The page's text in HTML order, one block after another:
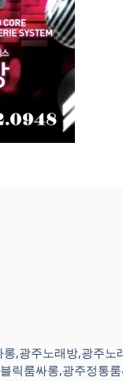
,광주노래방,광주
릭룸싸롱,광주정통